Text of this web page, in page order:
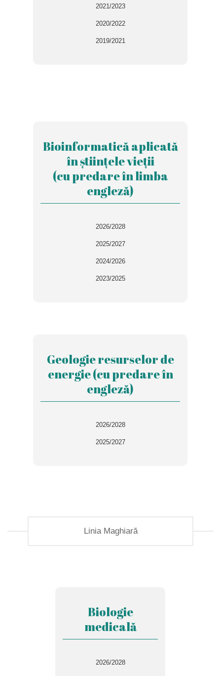
2021/2023
2020/2022
2019/2021
Bioinformatică aplicată
în științele vieții
(cu predare în limba
engleză)
2026/2028
2025/2027
2024/2026
2023/2025
Geologie resurselor de
energie (cu predare în
engleză)
2026/2028
2025/2027
Linia Maghiară
Biologie
medicală
2026/2028